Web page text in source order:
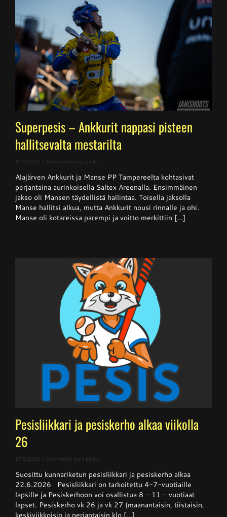
Superpesis – Ankkurit nappasi pisteen
hallitsevalta mestarilta
30.5.2026 Kommentit pois päältä
–
Ankkurit
nappasi
pisteen
hallitsevalta
mestarilta
Alajärven Ankkurit ja Manse PP Tampereelta kohtasivat
perjantaina aurinkoisella Saltex Areenalla. Ensimmäinen
jakso oli Mansen täydellistä hallintaa. Toisella jaksolla
Manse hallitsi alkua, mutta Ankkurit nousi rinnalle ja ohi.
Manse oli kotareissa parempi ja voitto merkittiin [...]
Pesisliikkari ja pesiskerho alkaa viikolla
26
27.5.2026 Kommentit pois päältä
ja
pesiskerho
alkaa
viikolla
26
Suosittu kunnariketun pesisliikkari ja pesiskerho alkaa
22.6.2026 Pesisliikkari on tarkoitettu 4-7-vuotiaille
lapsille ja Pesiskerhoon voi osallistua 8 - 11 - vuotiaat
lapset. Pesiskerho vk 26 ja vk 27 (maanantaisin, tiistaisin,